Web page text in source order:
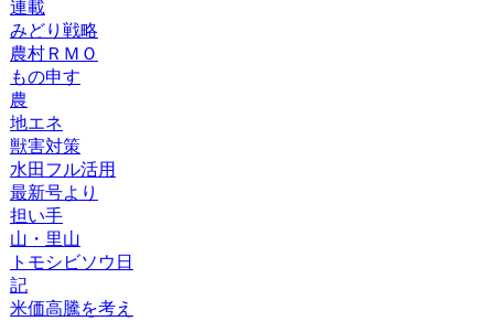
連載
みどり戦略
農村ＲＭＯ
もの申す
農
地エネ
獣害対策
水田フル活用
最新号より
担い手
山・里山
トモシビソウ日
記
米価高騰を考え